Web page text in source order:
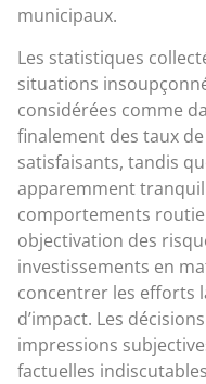
municipaux.
Les statistiques
situations
considérées comme
finalement des taux
satisfaisants, tandis
apparemment
comportements
objectivation des
investissements en
concentrer les efforts
d’impact. Les
impressions
factuelles